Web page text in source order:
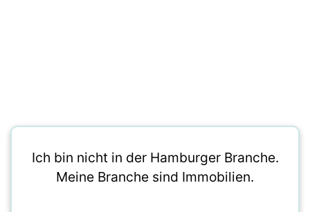
Ich bin nicht in der Hamburger Branche.
Meine Branche sind Immobilien.